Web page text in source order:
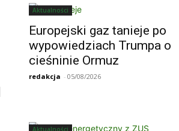
Aktualności
Europejski gaz tanieje po
wypowiedziach Trumpa o
cieśninie Ormuz
redakcja - 05/08/2026
Aktualności